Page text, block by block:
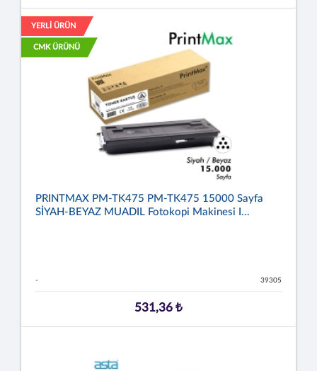
YERLİ ÜRÜN
CMK ÜRÜNÜ
PRINTMAX PM-TK475 PM-TK475 15000 Sayfa
SİYAH-BEYAZ MUADIL Fotokopi Makinesi I...
- 39305
531,36 ₺